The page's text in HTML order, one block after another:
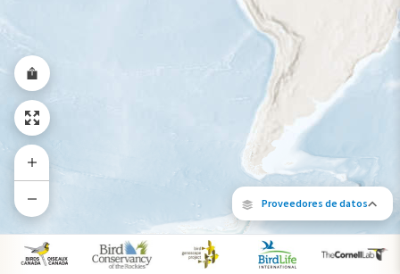
Proveedores de datos